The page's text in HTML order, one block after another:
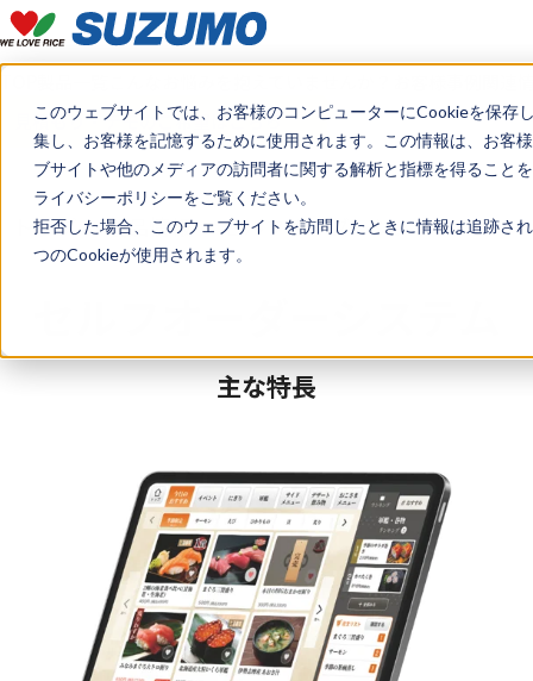
このウェブサイトでは、お客様のコンピューターにCookieを保
集し、お客様を記憶するために使用されます。この情報は、お客
ブサイトや他のメディアの訪問者に関する解析と指標を得ること
ライバシーポリシーをご覧ください。
拒否した場合、このウェブサイトを訪問したときに情報は追跡さ
つのCookieが使用されます。
見積もり・デモのご希望はこちら
トップ 製品情報 セルフオーダーシステム
主な特長